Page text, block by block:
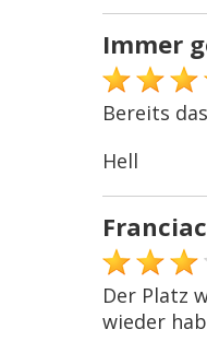
Immer
Bereits
Hell
Der Platz
wieder